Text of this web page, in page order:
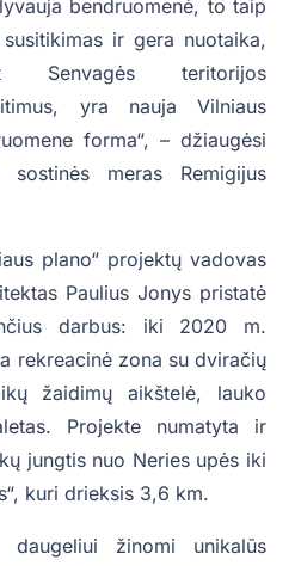
bendruomenė, to taip
ir gera nuotaika,
Senvagės teritorijos
yra nauja Vilniaus
forma“, – džiaugėsi
sostinės meras Remigijus
plano“ projektų vadovas
Paulius Jonys pristatė
darbus: iki 2020 m.
rekreacinė zona su dviračių
žaidimų aikštelė, lauko
Projekte numatyta ir
jungtis nuo Neries upės iki
kuri drieksis 3,6 km.
žinomi unikalūs